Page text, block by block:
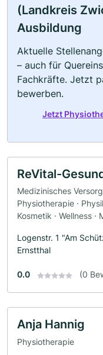
(Landkreis
Ausbildung
Aktuelle
– auch für
Fachkräfte. Jetzt
bewerben.
Jetzt
ReVital-
Medizinisches
Physiotherapie ·
Kosmetik · Wellness ·
Logenstr. 1 "Am
Ernstthal
0.0 (0
Anja Hannig
Physiotherapie